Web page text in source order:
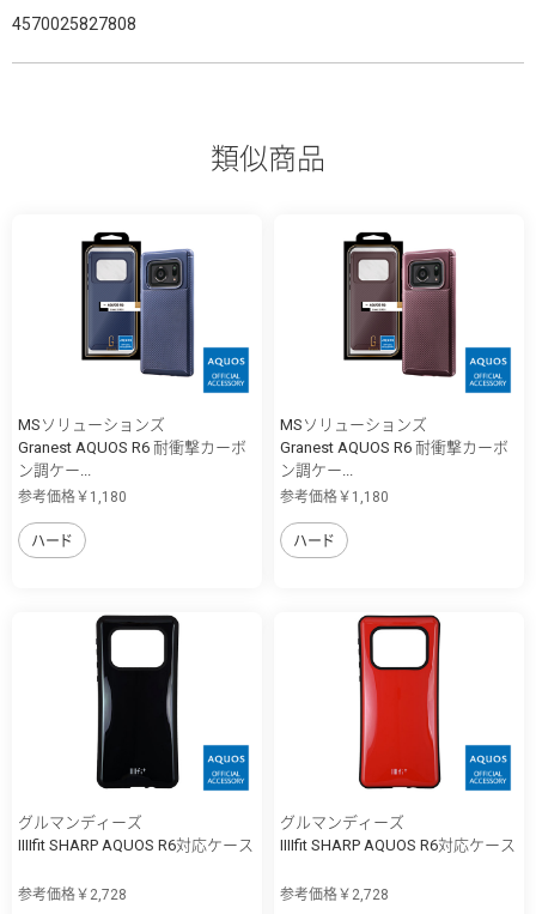
4570025827808
類似商品
MSソリューションズ
Granest AQUOS R6 耐衝撃カーボ
ン調ケー...
参考価格￥1,180
ハード
MSソリューションズ
Granest AQUOS R6 耐衝撃カーボ
ン調ケー...
参考価格￥1,180
ハード
グルマンディーズ
IIIIfit SHARP AQUOS R6対応ケース
参考価格￥2,728
グルマンディーズ
IIIIfit SHARP AQUOS R6対応ケース
参考価格￥2,728